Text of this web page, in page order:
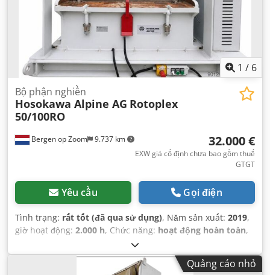
1 / 6
Bergen op Zoom 9.737 km
Bộ phận nghiền
Hosokawa Alpine AG Rotoplex
50/100RO
32.000 €
EXW giá cố định chưa bao gồm thuế
GTGT
Yêu cầu Gọi điện
Tình trạng: rất tốt (đã qua sử dụng), Năm sản xuất: 2019,
giờ hoạt động: 2.000 h, Chức năng: hoạt động hoàn toàn,
R1253899
2.200 kg, đường kính rôto:500 mm, bề rộng rô-tơ:840
, loại dòng điện đầu vào:ba pha Quảng cáo nhỏ